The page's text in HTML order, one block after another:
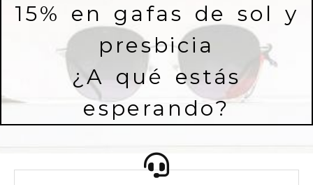
15% en gafas de sol y
presbicia
¿A qué estás
esperando?